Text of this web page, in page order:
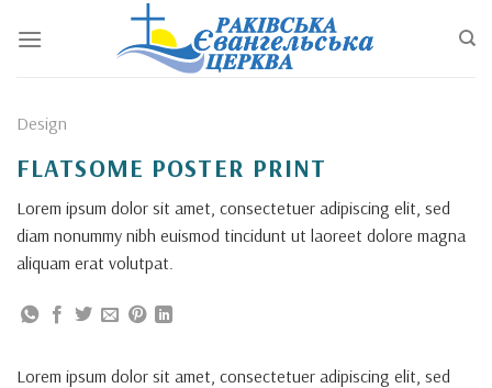
до
Design
FLATSOME POSTER PRINT
Lorem ipsum dolor sit amet, consectetuer adipiscing elit, sed
diam nonummy nibh euismod tincidunt ut laoreet dolore magna
aliquam erat volutpat.
Lorem ipsum dolor sit amet, consectetuer adipiscing elit, sed